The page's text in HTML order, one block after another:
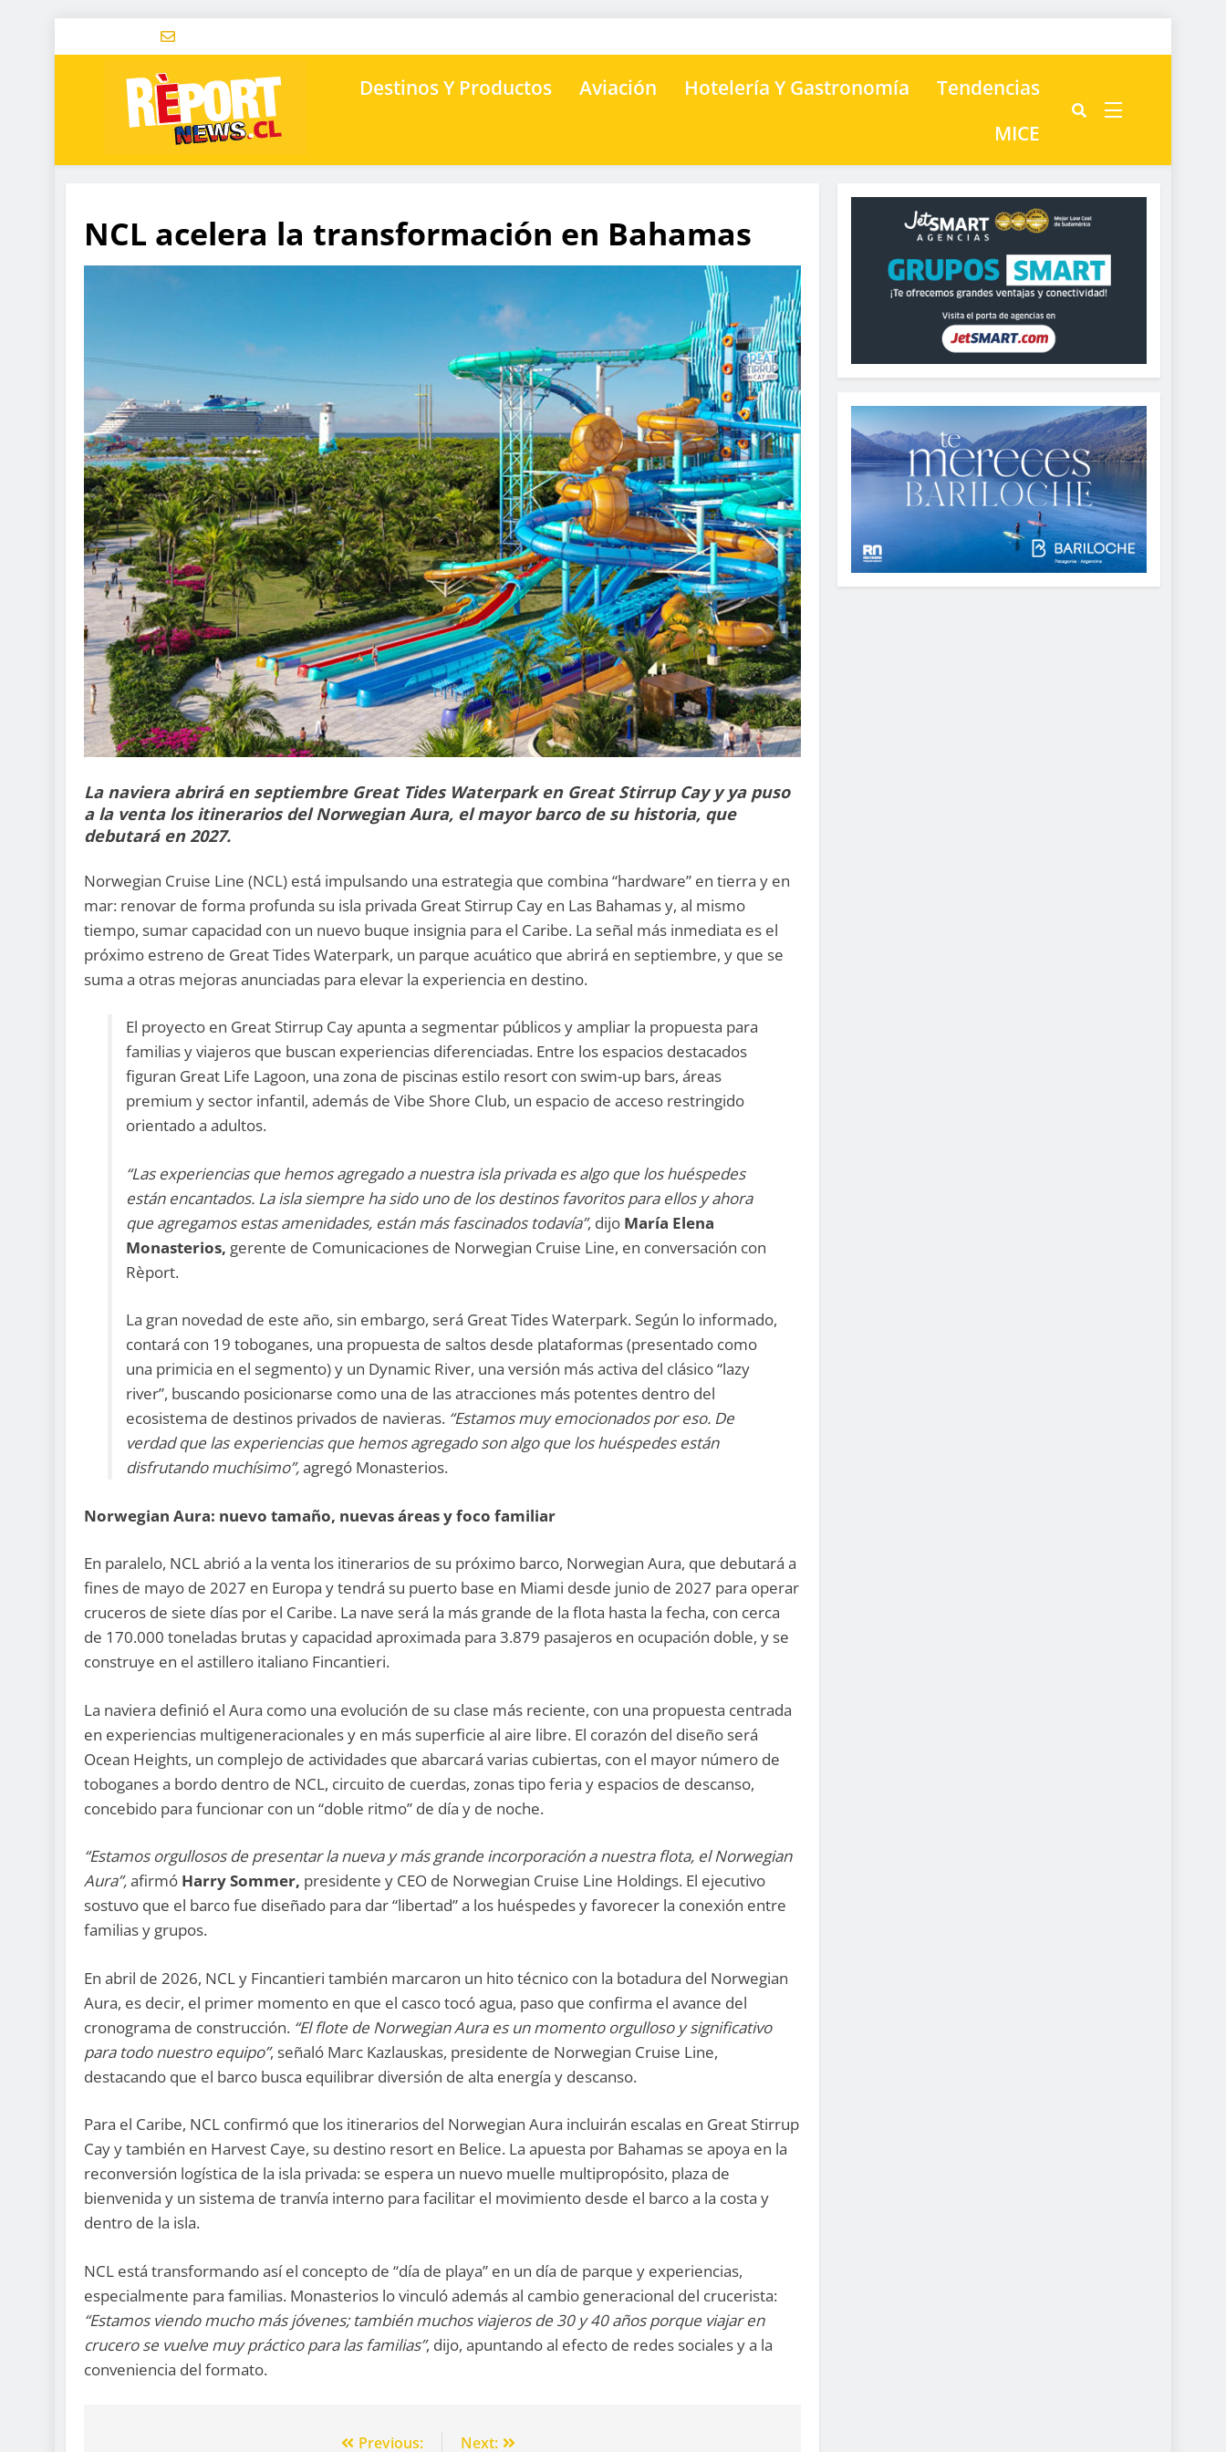
Destinos Y Productos Aviación Hotelería Y Gastronomía
Tendencias
MICE
NCL acelera la transformación en Bahamas
La naviera abrirá en septiembre Great Tides Waterpark en Great Stirrup Cay y ya puso
a la venta los itinerarios del Norwegian Aura, el mayor barco de su historia, que
debutará en 2027.
Norwegian Cruise Line (NCL) está impulsando una estrategia que combina “hardware” en tierra y en
mar: renovar de forma profunda su isla privada Great Stirrup Cay en Las Bahamas y, al mismo
tiempo, sumar capacidad con un nuevo buque insignia para el Caribe. La señal más inmediata es el
próximo estreno de Great Tides Waterpark, un parque acuático que abrirá en septiembre, y que se
suma a otras mejoras anunciadas para elevar la experiencia en destino.
El proyecto en Great Stirrup Cay apunta a segmentar públicos y ampliar la propuesta para
familias y viajeros que buscan experiencias diferenciadas. Entre los espacios destacados
figuran Great Life Lagoon, una zona de piscinas estilo resort con swim-up bars, áreas
premium y sector infantil, además de Vibe Shore Club, un espacio de acceso restringido
orientado a adultos.
“Las experiencias que hemos agregado a nuestra isla privada es algo que los huéspedes
están encantados. La isla siempre ha sido uno de los destinos favoritos para ellos y ahora
que agregamos estas amenidades, están más fascinados todavía”, dijoMaría Elena
Monasterios, gerente de Comunicaciones de Norwegian Cruise Line, en conversación con
Rèport.
La gran novedad de este año, sin embargo, será Great Tides Waterpark. Según lo informado,
contará con 19 toboganes, una propuesta de saltos desde plataformas (presentado como
una primicia en el segmento) y un Dynamic River, una versión más activa del clásico “lazy
river”, buscando posicionarse como una de las atracciones más potentes dentro del
ecosistema de destinos privados de navieras. “Estamos muy emocionados por eso. De
verdad que las experiencias que hemos agregado son algo que los huéspedes están
disfrutando muchísimo”,agregó Monasterios.
Norwegian Aura: nuevo tamaño, nuevas áreas y foco familiar
En paralelo, NCL abrió a la venta los itinerarios de su próximo barco, Norwegian Aura, que debutará a
fines de mayo de 2027 en Europa y tendrá su puerto base en Miami desde junio de 2027 para operar
cruceros de siete días por el Caribe. La nave será la más grande de la flota hasta la fecha, con cerca
de 170.000 toneladas brutas y capacidad aproximada para 3.879 pasajeros en ocupación doble, y se
construye en el astillero italiano Fincantieri.
La naviera definió el Aura como una evolución de su clase más reciente, con una propuesta centrada
en experiencias multigeneracionales y en más superficie al aire libre. El corazón del diseño será
Ocean Heights, un complejo de actividades que abarcará varias cubiertas, con el mayor número de
toboganes a bordo dentro de NCL, circuito de cuerdas, zonas tipo feria y espacios de descanso,
concebido para funcionar con un “doble ritmo” de día y de noche.
“Estamos orgullosos de presentar la nueva y más grande incorporación a nuestra flota, el Norwegian
Aura”,afirmó Harry Sommer, presidente y CEO de Norwegian Cruise Line Holdings. El ejecutivo
sostuvo que el barco fue diseñado para dar “libertad” a los huéspedes y favorecer la conexión entre
familias y grupos.
En abril de 2026, NCL y Fincantieri también marcaron un hito técnico con la botadura del Norwegian
Aura, es decir, el primer momento en que el casco tocó agua, paso que confirma el avance del
cronograma de construcción. “El flote de Norwegian Aura es un momento orgulloso y significativo
para todo nuestro equipo”, señaló Marc Kazlauskas, presidente de Norwegian Cruise Line,
destacando que el barco busca equilibrar diversión de alta energía y descanso.
Para el Caribe, NCL confirmó que los itinerarios del Norwegian Aura incluirán escalas en Great Stirrup
Cay y también en Harvest Caye, su destino resort en Belice. La apuesta por Bahamas se apoya en la
reconversión logística de la isla privada: se espera un nuevo muelle multipropósito, plaza de
bienvenida y un sistema de tranvía interno para facilitar el movimiento desde el barco a la costa y
dentro de la isla.
NCL está transformando así el concepto de “día de playa” en un día de parque y experiencias,
especialmente para familias. Monasterios lo vinculó además al cambio generacional del crucerista:
“Estamos viendo mucho más jóvenes; también muchos viajeros de 30 y 40 años porque viajar en
crucero se vuelve muy práctico para las familias”, dijo, apuntando al efecto de redes sociales y a la
conveniencia del formato.
Previous: Next: